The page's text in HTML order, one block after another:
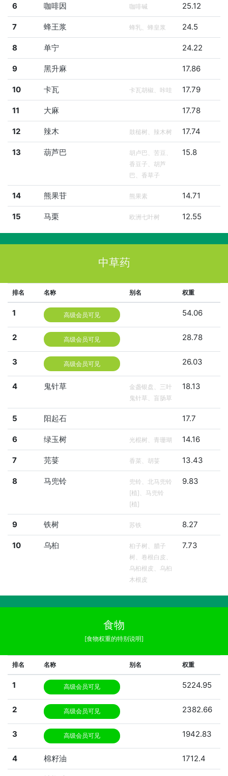
6 咖啡因 咖啡碱 25.12
7 蜂王浆 蜂乳、蜂皇浆 24.5
8 单宁 24.22
9 黑升麻 17.86
10 卡瓦 卡瓦胡椒、咔哇 17.79
11 大麻 17.78
12 辣木 鼓槌树、辣木树 17.74
13 葫芦巴
胡卢巴、苦豆、
香豆子、胡芦
巴、香草子
15.8
14 熊果苷 熊果素 14.71
15 马栗 欧洲七叶树 12.55
中草药
排名 名称 别名 权重
1 高级会员可见 54.06
2 高级会员可见 28.78
3 高级会员可见 26.03
4 鬼针草
金盏银盘、三叶
鬼针草、盲肠草
18.13
5 阳起石 17.7
6 绿玉树 光棍树、青珊瑚 14.16
7 芫荽 香菜、胡荽 13.43
8 马兜铃
兜铃、北马兜铃
[植]、马兜铃
[植]
9.83
9 铁树 苏铁 8.27
10 乌桕
桕子树、腊子
树、卷根白皮、
乌桕根皮、乌桕
木根皮
7.73
食物
[食物权重的特别说明]
排名 名称 别名 权重
1 高级会员可见 5224.95
2 高级会员可见 2382.66
3 高级会员可见 1942.83
4 棉籽油 1712.4